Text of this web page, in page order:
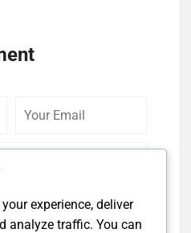
experience, deliver
analyze traffic. You can